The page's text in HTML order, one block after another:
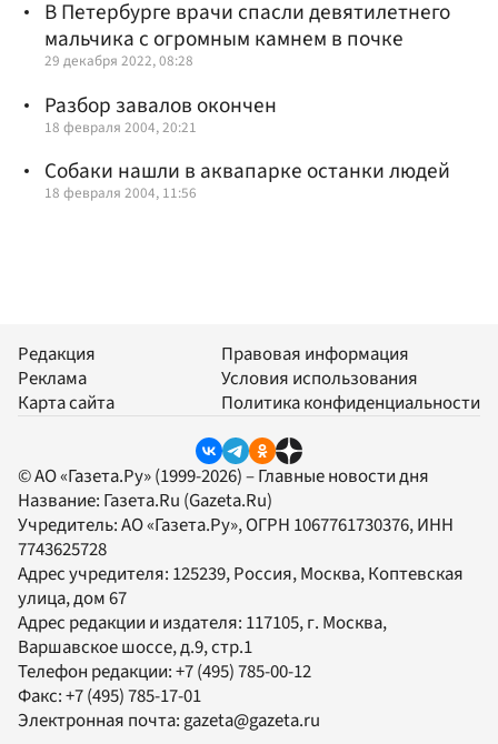
В Петербурге врачи спасли девятилетнего
мальчика с огромным камнем в почке
29 декабря 2022, 08:28
Разбор завалов окончен
18 февраля 2004, 20:21
Собаки нашли в аквапарке останки людей
18 февраля 2004, 11:56
Редакция
Реклама
Карта сайта
Правовая информация
Условия использования
Политика конфиденциальности
© АО «Газета.Ру» (1999-2026) – Главные новости дня
Название: Газета.Ru (Gazeta.Ru)
Учредитель:АО «Газета.Ру», ОГРН 1067761730376, ИНН
7743625728
Адрес учредителя: 125239, Россия, Москва, Коптевская
улица, дом 67
Адрес редакции и издателя: 117105, г. Москва,
Варшавское шоссе, д.9, стр.1
Телефон редакции:+7 (495) 785-00-12
Факс:+7 (495) 785-17-01
Электронная почта:gazeta@gazeta.ru